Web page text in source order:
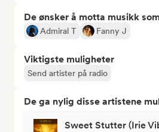
De ønsker å motta musikk
Admiral T Fanny J
Viktigste muligheter
Send artister på radio
De ga nylig disse artistene
Sweet Stutter (Irie